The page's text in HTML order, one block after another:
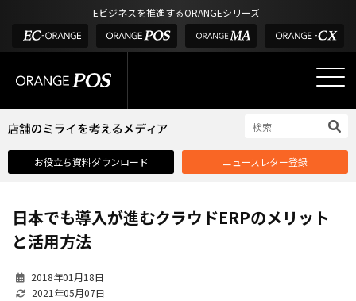
Eビジネスを推進するORANGEシリーズ
タッチパネル式カスタマーディスプレイ
インフラ環境・サポート
業界別ソリューション
酒販・ワイン
サロン
デジタル化・AI導入補助金
POS お役立ち情報
店舗のミライを考えるメディア
03-6432-0346
電話受付：平日 10:00~17:00
お役立ち資料ダウンロード ニュースレター登録
日本でも導入が進むクラウドERPのメリット
と活用方法
2018年01月18日
2021年05月07日